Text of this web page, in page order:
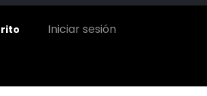
Iniciar sesión